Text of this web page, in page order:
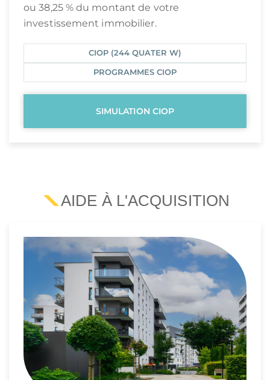
ou 38,25 % du montant de votre
investissement immobilier.
CIOP (244 QUATER W)
PROGRAMMES CIOP
SIMULATION CIOP
AIDE À L'ACQUISITION